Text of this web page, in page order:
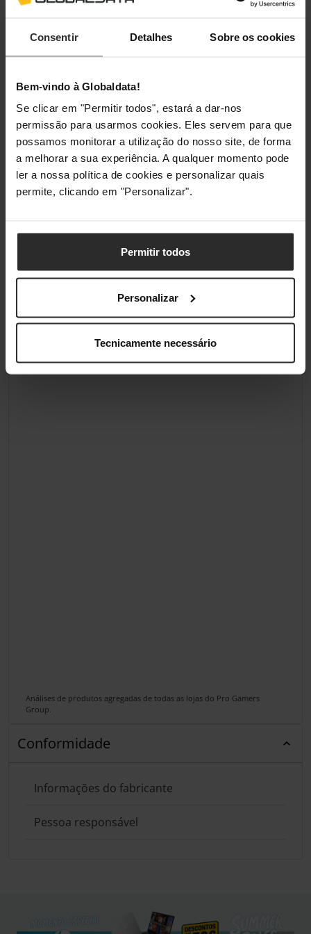
Consentir Detalhes Sobre os cookies
Bem-vindo à Globaldata!
Se clicar em "Permitir todos", estará a dar-nos
permissão para usarmos cookies. Eles servem para que
possamos monitorar a utilização do nosso site, de forma
a melhorar a sua experiência. A qualquer momento pode
ler a nossa política de cookies e personalizar quais
permite, clicando em "Personalizar".
Permitir todos
Personalizar
Tecnicamente necessário
Especificação
Compatibilidade
Compatibilidade da Plataforma Nintendo Switch
Classificações
Análises de produtos agregadas de todas as lojas do Pro Gamers
Group.
Conformidade
Informações do fabricante
Pessoa responsável